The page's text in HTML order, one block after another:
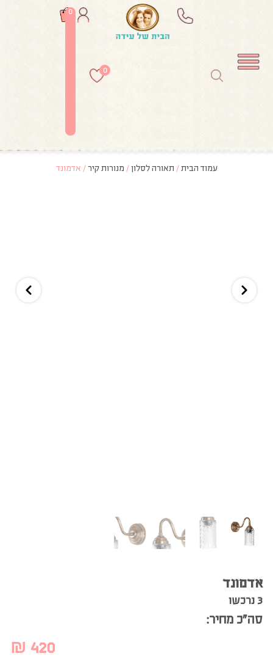
0
0
עמוד הבית/ תאורה לסלון/ מנורות קיר/ אדמונד
אדמונד
3 נרכשו
סה”כ מחיר:
₪ 420